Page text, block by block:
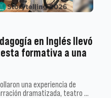
en Inglés llevó
formativa a una
una experiencia de
dramatizada, teatro …